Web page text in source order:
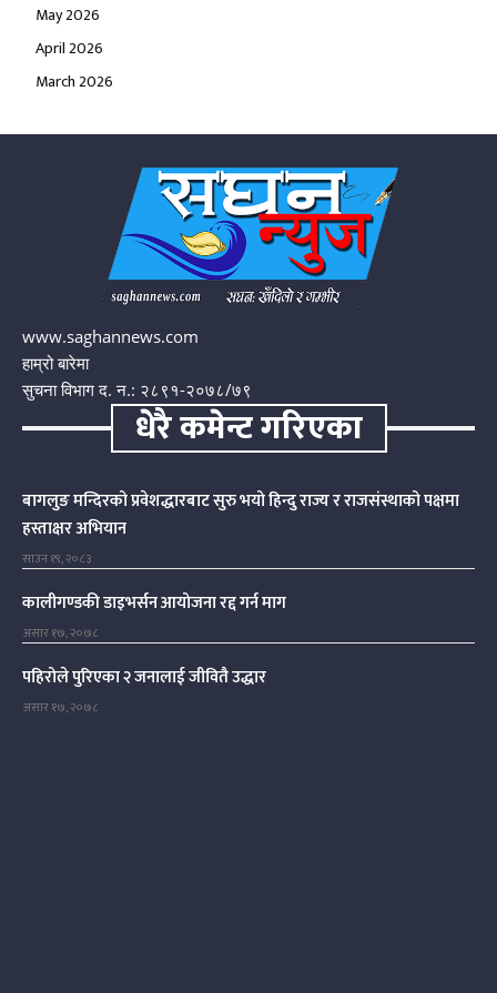
May 2026
April 2026
March 2026
www.saghannews.com
हाम्रो बारेमा
सुचना विभाग द. न.: २८९१-२०७८/७९
धेरै कमेन्ट गरिएका
बागलुङ मन्दिरको प्रवेशद्धारबाट सुरु भयो हिन्दु राज्य र राजसंस्थाको पक्षमा
हस्ताक्षर अभियान
साउन १९, २०८३
कालीगण्डकी डाइभर्सन आयोजना रद्द गर्न माग
असार १७, २०७८
पहिरोले पुरिएका २ जनालाई जीवितै उद्धार
असार १७, २०७८